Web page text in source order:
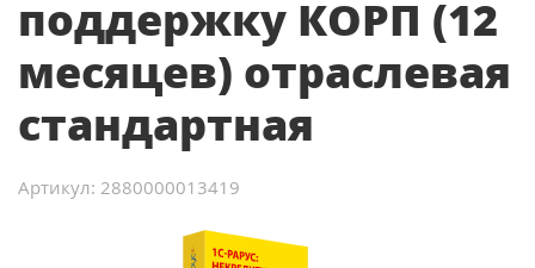
поддержку КОРП (12
месяцев) отраслевая
стандартная
Артикул: 2880000013419